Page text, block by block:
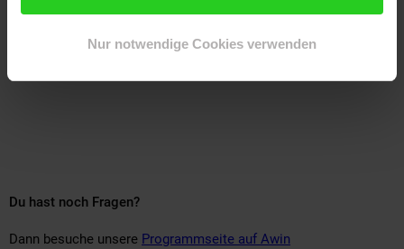
Nur notwendige Cookies verwenden
Du hast noch Fragen?
Dann besuche unsere Programmseite auf Awin